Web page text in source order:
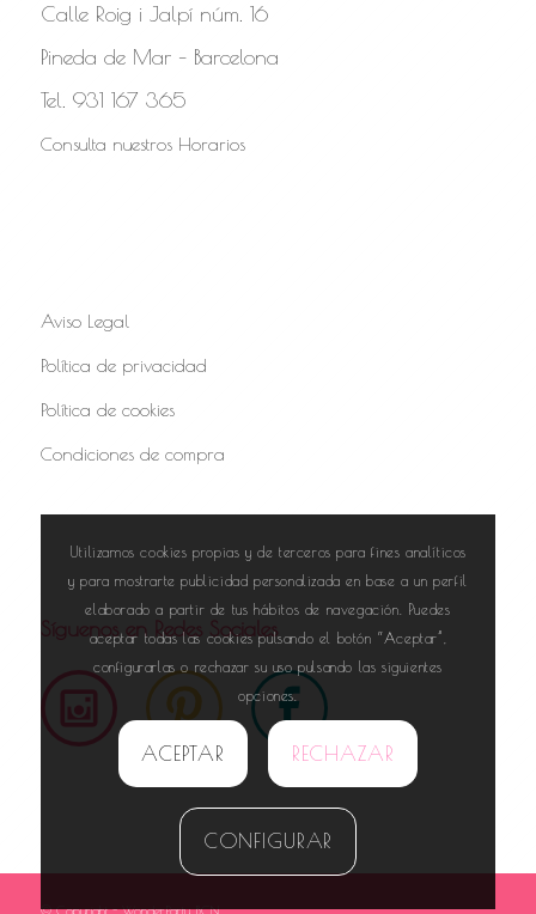
Calle Roig i Jalpí núm. 16
Pineda de Mar – Barcelona
Tel. 931 167 365
Consulta nuestros Horarios
Aviso Legal
Política de privacidad
Política de cookies
Condiciones de compra
Síguenos en Redes Sociales
© Copyright - WonderParty BCN
Utilizamos cookies propias y de terceros para fines analíticos
y para mostrarte publicidad personalizada en base a un perfil
elaborado a partir de tus hábitos de navegación. Puedes
aceptar todas las cookies pulsando el botón “Aceptar”,
configurarlas o rechazar su uso pulsando las siguientes
opciones.
ACEPTAR RECHAZAR
CONFIGURAR